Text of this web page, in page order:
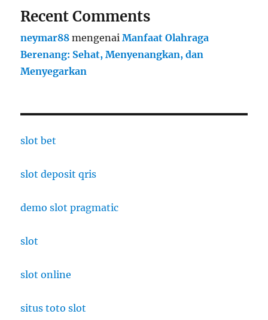
Recent Comments
neymar88 mengenaiManfaat Olahraga
Berenang: Sehat, Menyenangkan, dan
Menyegarkan
slot bet
slot deposit qris
demo slot pragmatic
slot
slot online
situs toto slot